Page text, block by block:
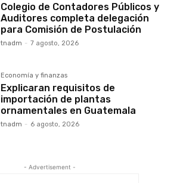
Colegio de Contadores Públicos y
Auditores completa delegación
para Comisión de Postulación
tnadm - 7 agosto, 2026
Economía y finanzas
Explicaran requisitos de
importación de plantas
ornamentales en Guatemala
tnadm - 6 agosto, 2026
- Advertisement -